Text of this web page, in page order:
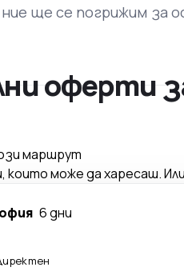
ще се погрижим за
оферти
маршрут
които може да харесаш.
6 дни